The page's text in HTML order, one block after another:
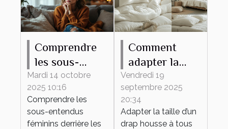
Comprendre
les sous-
entendus
féminins
derrière les
phrases
Mardi 14 octobre
2025 10:16
Comprendre les
sous-entendus
féminins derrière les
Comment
adapter la
taille de votre
drap housse à
tout type de
lit ?
Vendredi 19
septembre 2025
20:34
Adapter la taille d’un
drap housse à tous